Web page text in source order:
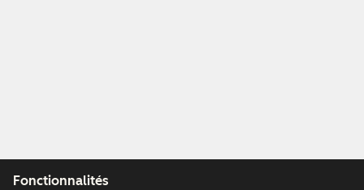
Fonctionnalités